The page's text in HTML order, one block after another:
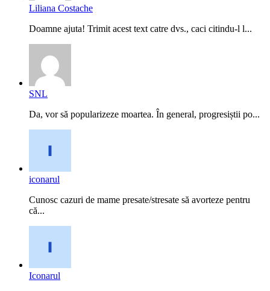
Liliana Costache
Doamne ajuta! Trimit acest text catre dvs., caci citindu-l l...
SNL
Da, vor să popularizeze moartea. În general, progresiștii po...
iconarul
Cunosc cazuri de mame presate/stresate să avorteze pentru
că...
Iconarul